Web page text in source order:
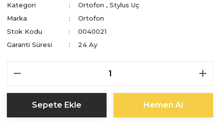
Kategori Ortofon , Stylus Uç
Marka
Ortofon
Stok Kodu
0040021
Garanti Süresi
24 Ay
Sepete Ekle Hemen Al